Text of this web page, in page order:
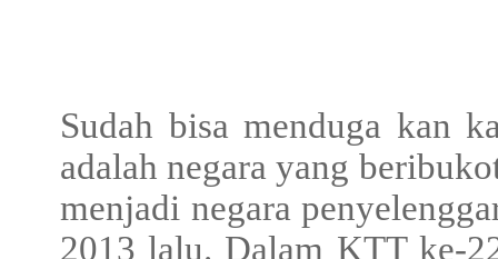
Sudah bisa menduga kan
adalah negara yang
menjadi negara
2013 lalu. Dalam KTT ke-